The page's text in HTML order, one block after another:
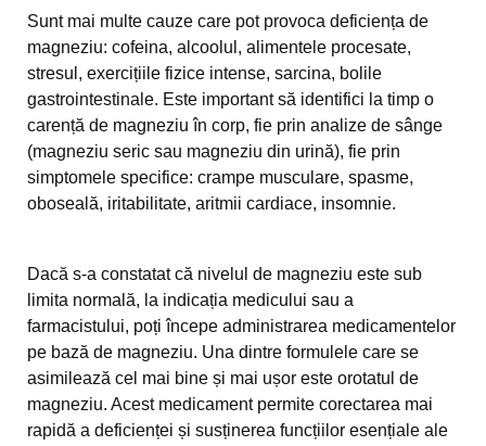
Sunt mai multe cauze care pot provoca deficiența de
magneziu: cofeina, alcoolul, alimentele procesate,
stresul, exercițiile fizice intense, sarcina, bolile
gastrointestinale. Este important să identifici la timp o
carență de magneziu în corp, fie prin analize de sânge
(magneziu seric sau magneziu din urină), fie prin
simptomele specifice: crampe musculare, spasme,
oboseală, iritabilitate, aritmii cardiace, insomnie.
Dacă s-a constatat că nivelul de magneziu este sub
limita normală, la indicația medicului sau a
farmacistului, poți începe administrarea medicamentelor
pe bază de magneziu. Una dintre formulele care se
asimilează cel mai bine și mai ușor este orotatul de
magneziu. Acest medicament permite corectarea mai
rapidă a deficienței și susținerea funcțiilor esențiale ale